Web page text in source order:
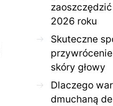
ZDROWE CIAŁO
Jak skutecznie
problematyczną
domowym spa?
28 KWIETNIA 2026
2026 roku
Skuteczne
skóry głowy
Dlaczego
dmuchaną